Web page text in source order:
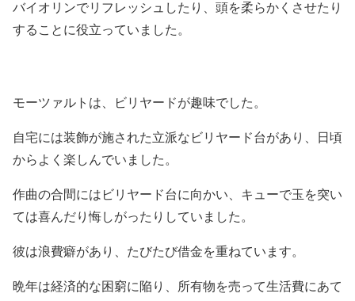
バイオリンでリフレッシュしたり、頭を柔らかくさせたり
することに役立っていました。
モーツァルトは、ビリヤードが趣味でした。
自宅には装飾が施された立派なビリヤード台があり、日頃
からよく楽しんでいました。
作曲の合間にはビリヤード台に向かい、キューで玉を突い
ては喜んだり悔しがったりしていました。
彼は浪費癖があり、たびたび借金を重ねています。
晩年は経済的な困窮に陥り、所有物を売って生活費にあて